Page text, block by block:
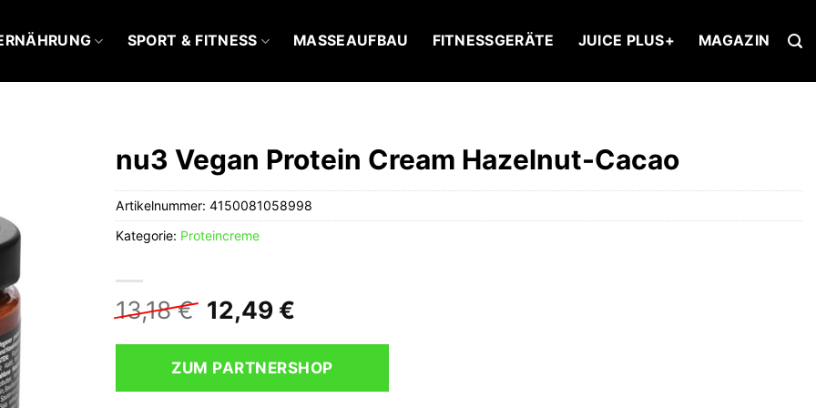
SPORT & FITNESS MASSEAUFBAU FITNESSGERÄTE JUICE PLUS+ MAGAZIN
nu3 Vegan Protein Cream Hazelnut-Cacao
13,18€ Ursprünglicher
Preis
war:
13,18 €
12,49 €Aktueller
ist:
12,49 €.
ZUM PARTNERSHOP
Artikelnummer: 4150081058998
Kategorie: Proteincreme